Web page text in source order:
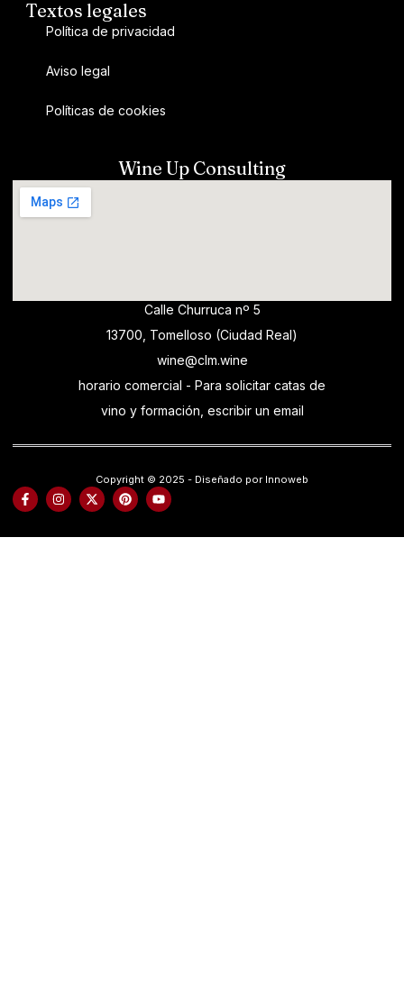
Textos legales
Política de privacidad
Aviso legal
Políticas de cookies
Wine Up Consulting
Calle Churruca nº 5
13700, Tomelloso (Ciudad Real)
wine@clm.wine
horario comercial - Para solicitar catas de
vino y formación, escribir un email
Copyright © 2025 - Diseñado por Innoweb